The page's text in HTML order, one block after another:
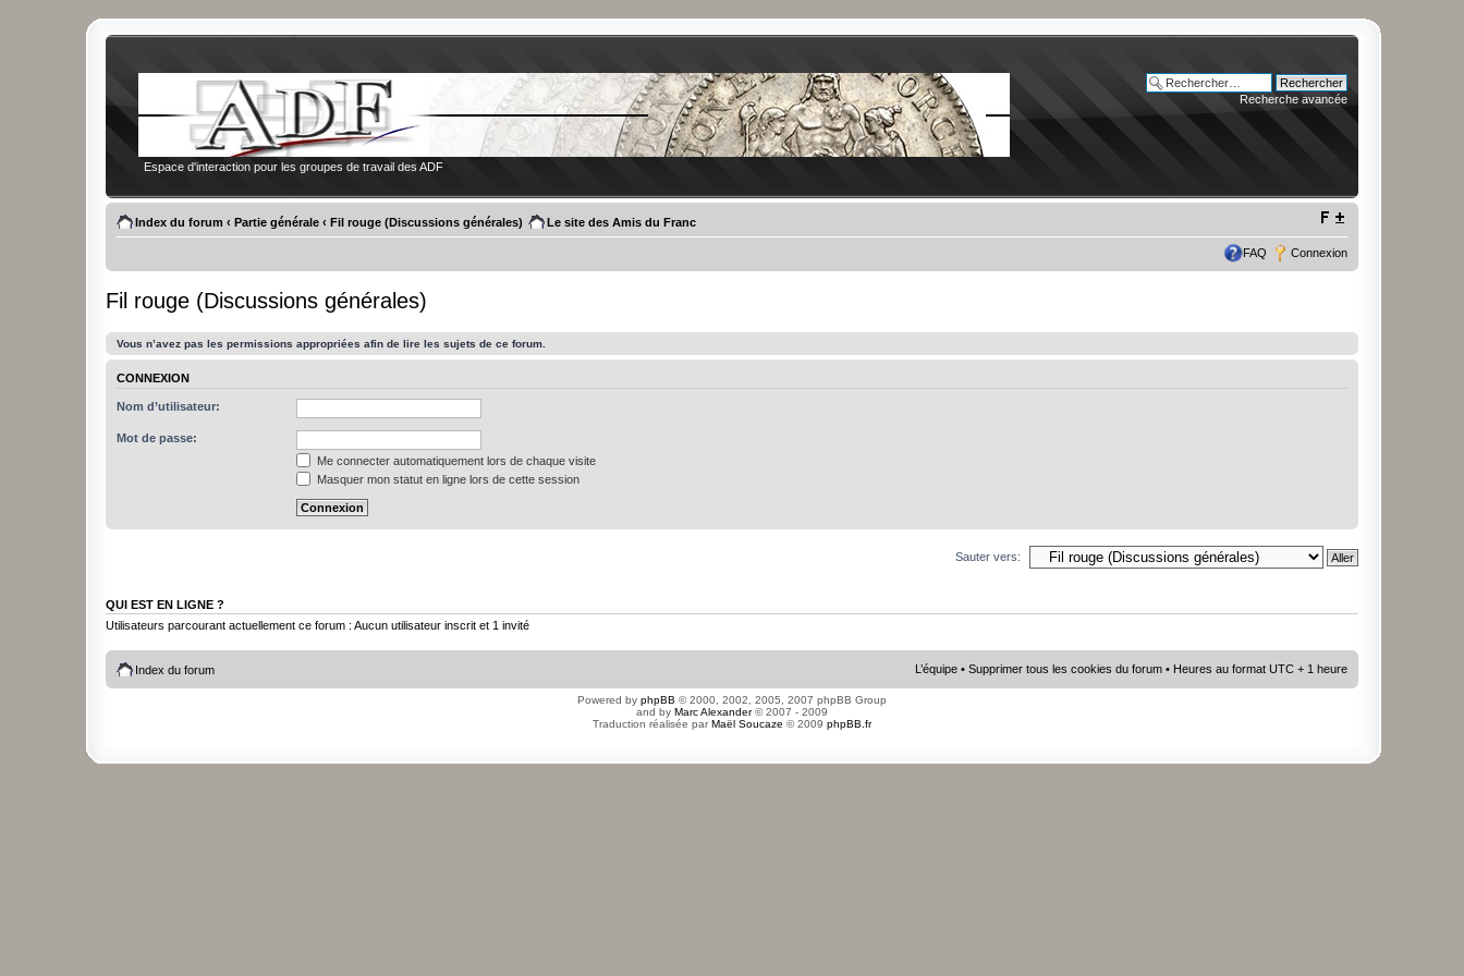
Espace d'interaction pour les groupes de travail des ADF
Recherche avancée
Index du forum ‹ Partie générale ‹ Fil rouge (Discussions générales) Le site des Amis du Franc
FAQ Connexion
Fil rouge (Discussions générales)
Vous n’avez pas les permissions appropriées afin de lire les sujets de ce forum.
CONNEXION
Nom d’utilisateur:
Mot de passe:
Me connecter automatiquement lors de chaque visite
Masquer mon statut en ligne lors de cette session
Sauter vers:
QUI EST EN LIGNE ?
Utilisateurs parcourant actuellement ce forum : Aucun utilisateur inscrit et 1 invité
Index du forum L’équipe • Supprimer tous les cookies du forum • Heures au format UTC + 1 heure
Powered by phpBB © 2000, 2002, 2005, 2007 phpBB Group
and by Marc Alexander© 2007 - 2009
Traduction réalisée parMaël Soucaze © 2009 phpBB.fr